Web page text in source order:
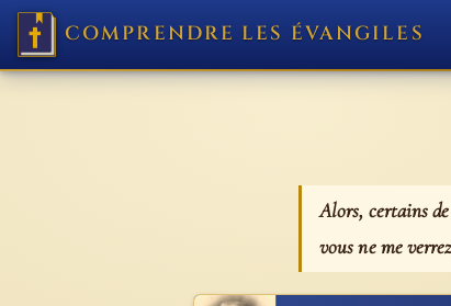
COMPRENDRE LES ÉVANGILES
Alors, certains
vous ne me